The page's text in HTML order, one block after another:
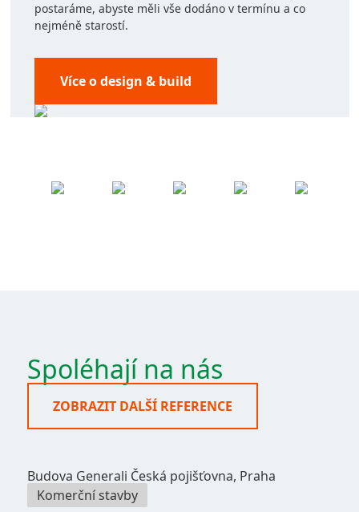
postaráme, abyste měli vše dodáno v termínu a co
nejméně starostí.
Více o design & build
Spoléhají na nás
ZOBRAZIT DALŠÍ REFERENCE
Budova Generali Česká pojišťovna, Praha
Komerční stavby